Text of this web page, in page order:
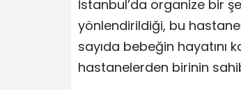
İstanbul’da organize bir
yönlendirildiği, bu
sayıda bebeğin hayatını
hastanelerden birinin